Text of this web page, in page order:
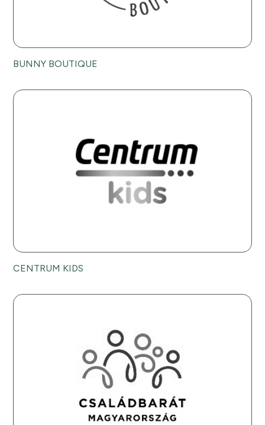
BUNNY BOUTIQUE
CENTRUM KIDS